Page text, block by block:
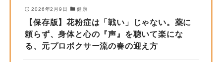
2026年2月9日 健康
【保存版】花粉症は「戦い」じゃない。薬に
頼らず、身体と心の『声』を聴いて楽にな
る、元プロボクサー流の春の迎え方